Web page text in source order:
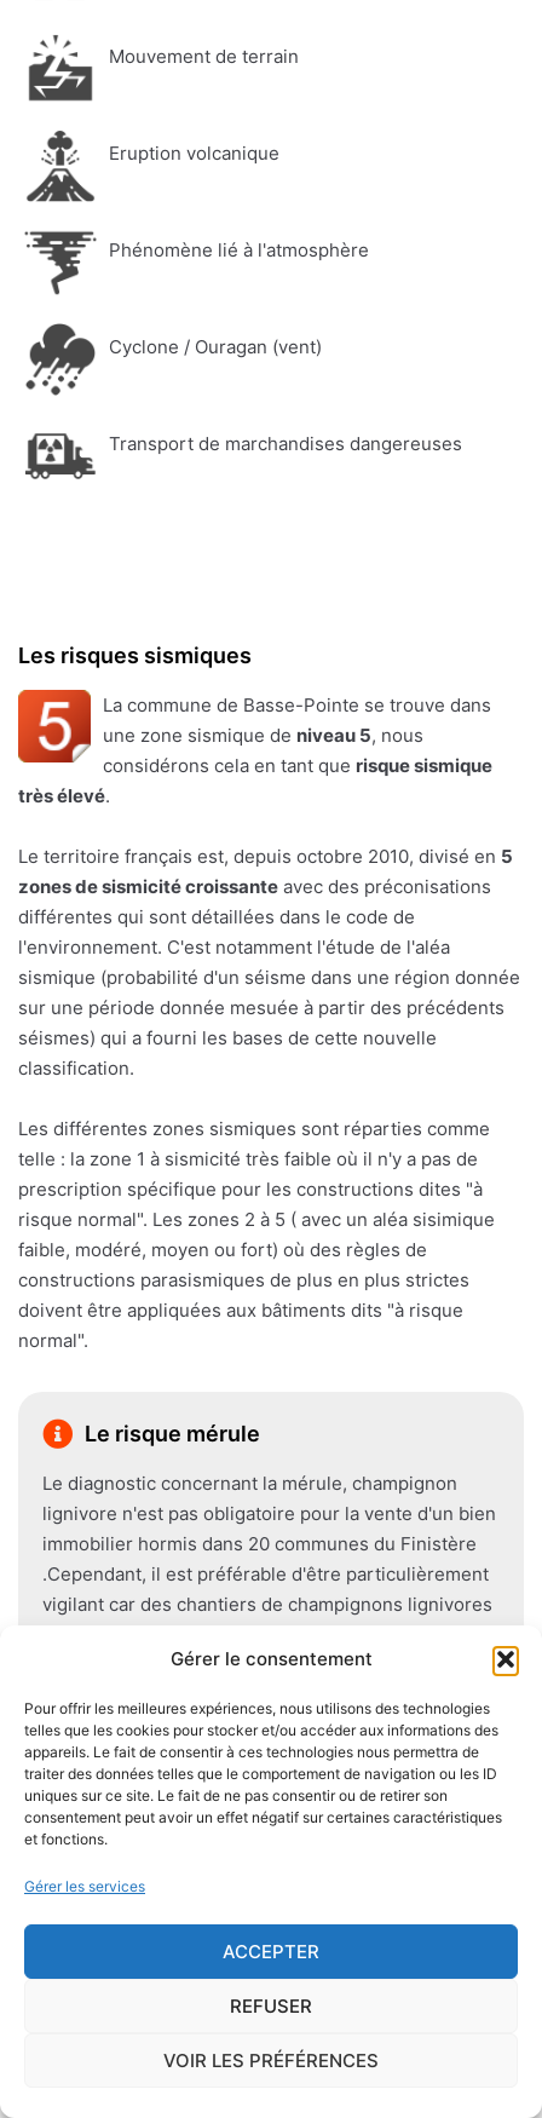
Gérer le consentement
Pour offrir les meilleures expériences, nous utilisons des technologies
telles que les cookies pour stocker et/ou accéder aux informations des
appareils. Le fait de consentir à ces technologies nous permettra de
traiter des données telles que le comportement de navigation ou les ID
uniques sur ce site. Le fait de ne pas consentir ou de retirer son
consentement peut avoir un effet négatif sur certaines caractéristiques
et fonctions.
Gérer les services
ACCEPTER
REFUSER
VOIR LES PRÉFÉRENCES
Mouvement de terrain
Eruption volcanique
Phénomène lié à l'atmosphère
Cyclone / Ouragan (vent)
Transport de marchandises dangereuses
Les risques sismiques
La commune de Basse-Pointe se trouve dans
une zone sismique de niveau 5, nous
considérons cela en tant que risque sismique
très élevé.
Le territoire français est, depuis octobre 2010, divisé en 5
zones de sismicité croissante avec des préconisations
différentes qui sont détaillées dans le code de
l'environnement. C'est notamment l'étude de l'aléa
sismique (probabilité d'un séisme dans une région donnée
sur une période donnée mesuée à partir des précédents
séismes) qui a fourni les bases de cette nouvelle
classification.
Les différentes zones sismiques sont réparties comme
telle : la zone 1 à sismicité très faible où il n'y a pas de
prescription spécifique pour les constructions dites "à
risque normal". Les zones 2 à 5 ( avec un aléa sisimique
faible, modéré, moyen ou fort) où des règles de
constructions parasismiques de plus en plus strictes
doivent être appliquées aux bâtiments dits "à risque
normal".
Le risque mérule
Le diagnostic concernant la mérule, champignon
lignivore n'est pas obligatoire pour la vente d'un bien
immobilier hormis dans 20 communes du Finistère
.Cependant, il est préférable d'être particulièrement
vigilant car des chantiers de champignons lignivores
France, en particulier dans le Finistère ou à Paris.
Pour éviter l'apparition et la prolifération de mérule
dans un logement contenant du bois, des règles sont
à respecter lors de la construction de celui-ci.
Utiliser des bois secs, éviter autant que possible le
contact direct entre le bois et le sol
l'étanchéité des façades et toitures ou encore
Je demande le descriptif des